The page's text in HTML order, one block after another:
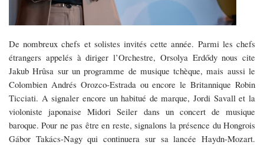
De nombreux chefs et solistes invités cette année. Parmi les chefs
étrangers appelés à diriger l’Orchestre, Orsolya Erdődy nous cite
Jakub Hrûsa sur un programme de musique tchèque, mais aussi le
Colombien Andrés Orozco-Estrada ou encore le Britannique Robin
Ticciati. A signaler encore un habitué de marque, Jordi Savall et la
violoniste japonaise Midori Seiler dans un concert de musique
baroque. Pour ne pas être en reste, signalons la présence du Hongrois
Gábor Takács-Nagy qui continuera sur sa lancée Haydn-Mozart.